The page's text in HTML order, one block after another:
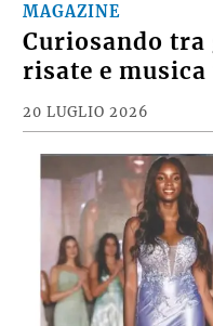
MAGAZINE
Curiosando
risate e musica
20 LUGLIO 2026